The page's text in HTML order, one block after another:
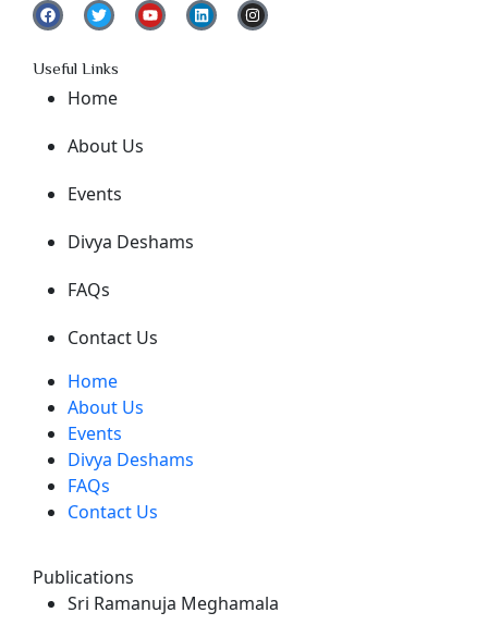
Useful Links
Home
About Us
Events
Divya Deshams
FAQs
Contact Us
Home
About Us
Events
Divya Deshams
FAQs
Contact Us
Publications
Sri Ramanuja Meghamala